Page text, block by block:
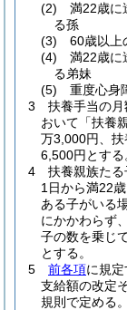
(2)
満22歳に
る孫
(3)
60歳以上
(4)
満22歳に
る弟妹
(5)
重度心身
3
扶養手当の月
おいて「扶養
万3,000円、
6,500円とする
4
扶養親族た
1日から満22
ある子がいる
にかかわらず
子の数を乗じ
とする。
5
前各項に規
支給額の改定
規則で定める。